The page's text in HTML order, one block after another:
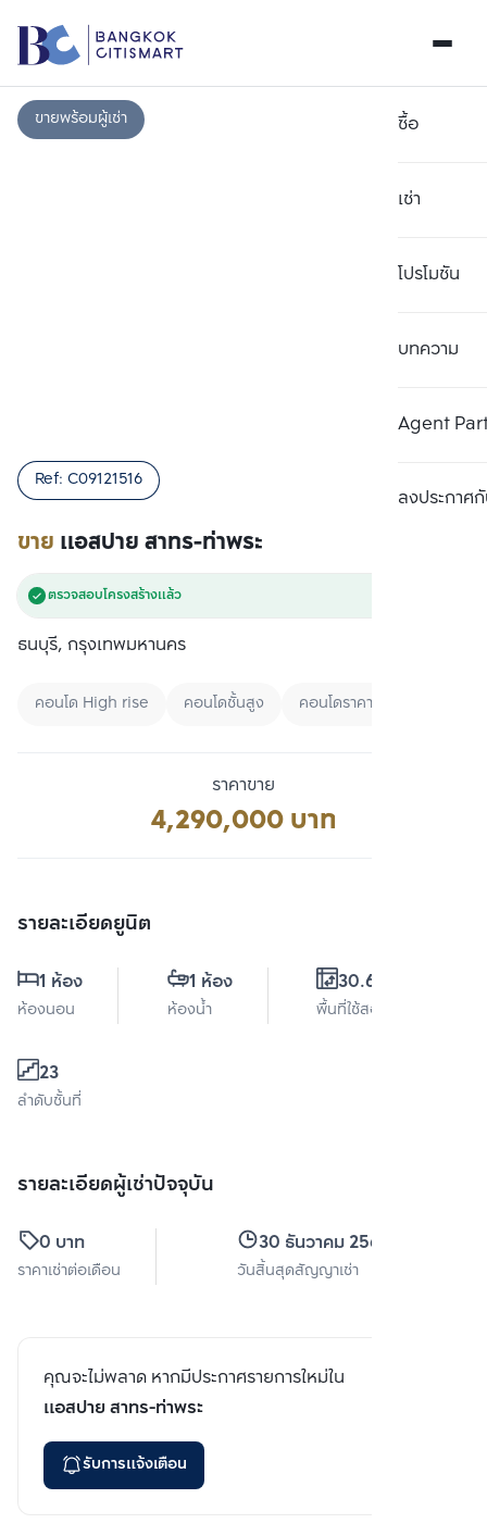
ซื้อ
เช่า
โปรโมชัน
บทความ
Agent
ลงประกาศกั
ขายพร้อมผู้เช่า
ขาย แอสปาย สาทร-ท่าพระ
Ref: C09121516
ตรวจสอบโครงสร้างแล้ว
ธนบุรี, กรุงเทพมหานคร
คอนโด High rise คอนโดชั้นสูง คอนโดราคา 3 ล้านบาท - 5 ล้
ราคาขาย
4,290,000 บาท
รายละเอียดยูนิต
1 ห้อง
ห้องนอน
1 ห้อง
ห้องน้ำ
30.63 ตร.ม.
พื้นที่ใช้สอย
23
ลำดับชั้นที่
รายละเอียดผู้เช่าปัจจุบัน
0 บาท
ราคาเช่าต่อเดือน
30 ธันวาคม 2567
วันสิ้นสุดสัญญาเช่า
คุณจะไม่พลาด หากมีประกาศรายการใหม่ใน
แอสปาย สาทร-ท่าพระ
รับการแจ้งเตือน